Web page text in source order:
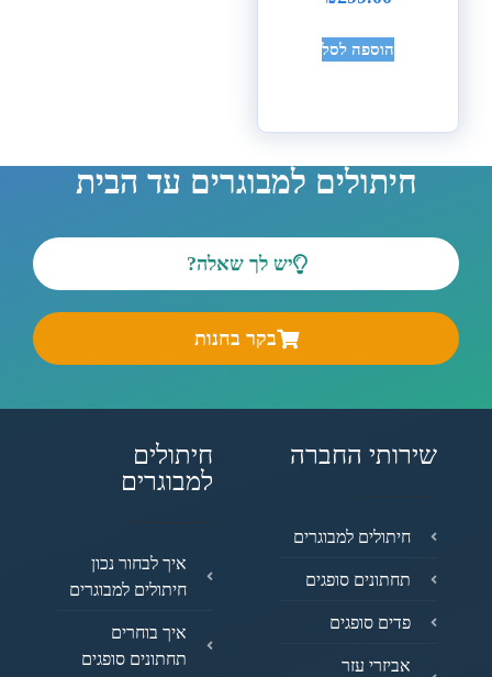
הוספה לסל
חיתולים למבוגרים עד הבית
יש לך שאלה?
בקר בחנות
שירותי החברה
חיתולים למבוגרים
תחתונים סופגים
פדים סופגים
אביזרי עזר
חיתולים
למבוגרים
איך לבחור נכון
חיתולים למבוגרים
איך בוחרים
תחתונים סופגים